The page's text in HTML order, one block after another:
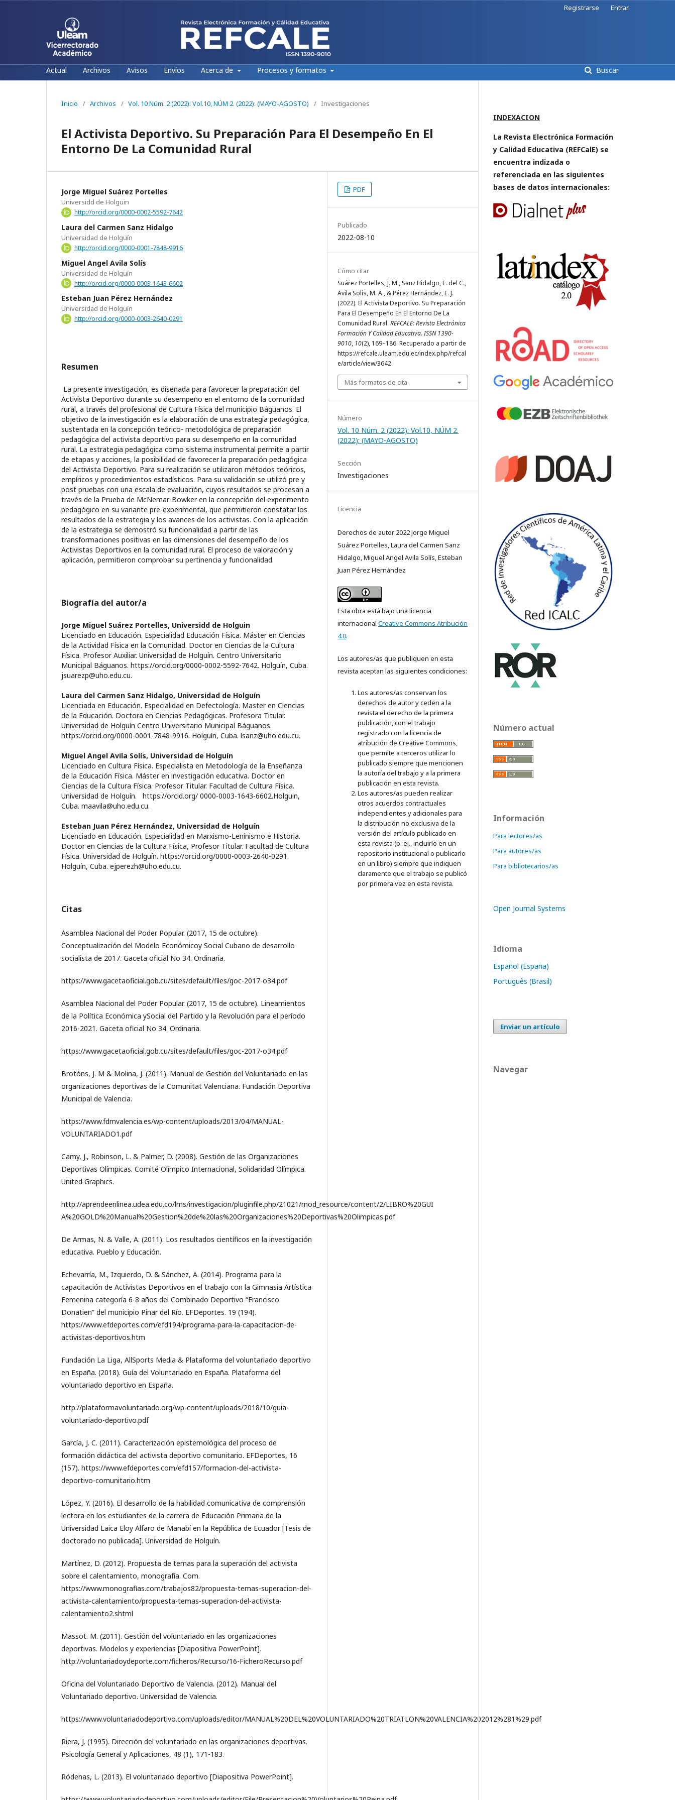
Actual Archivos Avisos Envíos Acerca de Procesos y formatos Buscar
Registrarse Entrar
Inicio / Archivos / Vol. 10 Núm. 2 (2022): Vol.10, NÚM 2. (2022): (MAYO-AGOSTO) / Investigaciones
El Activista Deportivo. Su Preparación Para El Desempeño En El
Entorno De La Comunidad Rural
Jorge Miguel Suárez Portelles
Universidd de Holguin
http://orcid.org/0000-0002-5592-7642
Laura del Carmen Sanz Hidalgo
Universidad de Holguín
http://orcid.org/0000-0001-7848-9916
Miguel Angel Avila Solís
Universidad de Holguín
http://orcid.org/0000-0003-1643-6602
Esteban Juan Pérez Hernández
Universidad de Holguín
http://orcid.org/0000-0003-2640-0291
Resumen
La presente investigación, es diseñada para favorecer la preparación del
Activista Deportivo durante su desempeño en el entorno de la comunidad
rural, a través del profesional de Cultura Física del municipio Báguanos. El
objetivo de la investigación es la elaboración de una estrategia pedagógica,
sustentada en la concepción teórico- metodológica de preparación
pedagógica del activista deportivo para su desempeño en la comunidad
rural. La estrategia pedagógica como sistema instrumental permite a partir
de etapas y acciones, la posibilidad de favorecer la preparación pedagógica
del Activista Deportivo. Para su realización se utilizaron métodos teóricos,
empíricos y procedimientos estadísticos. Para su validación se utilizó pre y
post pruebas con una escala de evaluación, cuyos resultados se procesan a
través de la Prueba de McNemar-Bowker en la concepción del experimento
pedagógico en su variante pre-experimental, que permitieron constatar los
resultados de la estrategia y los avances de los activistas. Con la aplicación
de la estrategia se demostró su funcionalidad a partir de las
transformaciones positivas en las dimensiones del desempeño de los
Activistas Deportivos en la comunidad rural. El proceso de valoración y
aplicación, permitieron comprobar su pertinencia y funcionalidad.
Biografía del autor/a
Jorge Miguel Suárez Portelles, Universidd de Holguin
Licenciado en Educación. Especialidad Educación Física. Máster en Ciencias
de la Actividad Física en la Comunidad. Doctor en Ciencias de la Cultura
Física. Profesor Auxiliar. Universidad de Holguín. Centro Universitario
Municipal Báguanos. https://orcid.org/0000-0002-5592-7642. Holguín, Cuba.
jsuarezp@uho.edu.cu.
Laura del Carmen Sanz Hidalgo, Universidad de Holguín
Licenciada en Educación. Especialidad en Defectología. Master en Ciencias
de la Educación. Doctora en Ciencias Pedagógicas. Profesora Titular.
Universidad de Holguín Centro Universitario Municipal Báguanos.
https://orcid.org/0000-0001-7848-9916. Holguín, Cuba. lsanz@uho.edu.cu.
Miguel Angel Avila Solís, Universidad de Holguín
Licenciado en Cultura Física. Especialista en Metodología de la Enseñanza
de la Educación Física. Máster en investigación educativa. Doctor en
Ciencias de la Cultura Física. Profesor Titular. Facultad de Cultura Física.
Universidad de Holguín. https://orcid.org/ 0000-0003-1643-6602.Holguin,
Cuba. maavila@uho.edu.cu.
Esteban Juan Pérez Hernández, Universidad de Holguín
Licenciado en Educación. Especialidad en Marxismo-Leninismo e Historia.
Doctor en Ciencias de la Cultura Física, Profesor Titular. Facultad de Cultura
Física. Universidad de Holguín. https://orcid.org/0000-0003-2640-0291.
Holguín, Cuba. ejperezh@uho.edu.cu.
Citas
Asamblea Nacional del Poder Popular. (2017, 15 de octubre).
Conceptualización del Modelo Económicoy Social Cubano de desarrollo
socialista de 2017. Gaceta oficial No 34. Ordinaria.
https://www.gacetaoficial.gob.cu/sites/default/files/goc-2017-o34.pdf
Asamblea Nacional del Poder Popular. (2017, 15 de octubre). Lineamientos
de la Política Económica ySocial del Partido y la Revolución para el período
2016-2021. Gaceta oficial No 34. Ordinaria.
https://www.gacetaoficial.gob.cu/sites/default/files/goc-2017-o34.pdf
Brotóns, J. M & Molina, J. (2011). Manual de Gestión del Voluntariado en las
organizaciones deportivas de la Comunitat Valenciana. Fundación Deportiva
Municipal de Valencia.
https://www.fdmvalencia.es/wp-content/uploads/2013/04/MANUAL-
VOLUNTARIADO1.pdf
Camy, J., Robinson, L. & Palmer, D. (2008). Gestión de las Organizaciones
Deportivas Olímpicas. Comité Olímpico Internacional, Solidaridad Olímpica.
United Graphics.
http://aprendeenlinea.udea.edu.co/lms/investigacion/pluginfile.php/21021/mod_resource/content/2/LIBRO%20GUI
A%20GOLD%20Manual%20Gestion%20de%20las%20Organizaciones%20Deportivas%20Olimpicas.pdf
De Armas, N. & Valle, A. (2011). Los resultados científicos en la investigación
educativa. Pueblo y Educación.
Echevarría, M., Izquierdo, D. & Sánchez, A. (2014). Programa para la
capacitación de Activistas Deportivos en el trabajo con la Gimnasia Artística
Femenina categoría 6-8 años del Combinado Deportivo “Francisco
Donatien” del municipio Pinar del Río. EFDeportes. 19 (194).
https://www.efdeportes.com/efd194/programa-para-la-capacitacion-de-
activistas-deportivos.htm
Fundación La Liga, AllSports Media & Plataforma del voluntariado deportivo
en España. (2018). Guía del Voluntariado en España. Plataforma del
voluntariado deportivo en España.
http://plataformavoluntariado.org/wp-content/uploads/2018/10/guia-
voluntariado-deportivo.pdf
García, J. C. (2011). Caracterización epistemológica del proceso de
formación didáctica del activista deportivo comunitario. EFDeportes, 16
(157). https://www.efdeportes.com/efd157/formacion-del-activista-
deportivo-comunitario.htm
López, Y. (2016). El desarrollo de la habilidad comunicativa de comprensión
lectora en los estudiantes de la carrera de Educación Primaria de la
Universidad Laica Eloy Alfaro de Manabí en la República de Ecuador [Tesis de
doctorado no publicada]. Universidad de Holguín.
Martínez, D. (2012). Propuesta de temas para la superación del activista
sobre el calentamiento, monografía. Com.
https://www.monografias.com/trabajos82/propuesta-temas-superacion-del-
activista-calentamiento/propuesta-temas-superacion-del-activista-
calentamiento2.shtml
Massot. M. (2011). Gestión del voluntariado en las organizaciones
deportivas. Modelos y experiencias [Diapositiva PowerPoint].
http://voluntariadoydeporte.com/ficheros/Recurso/16-FicheroRecurso.pdf
Oficina del Voluntariado Deportivo de Valencia. (2012). Manual del
Voluntariado deportivo. Universidad de Valencia.
https://www.voluntariadodeportivo.com/uploads/editor/MANUAL%20DEL%20VOLUNTARIADO%20TRIATLON%20VALENCIA%202012%281%29.pdf
Riera, J. (1995). Dirección del voluntariado en las organizaciones deportivas.
Psicología General y Aplicaciones, 48 (1), 171-183.
Ródenas, L. (2013). El voluntariado deportivo [Diapositiva PowerPoint].
PDF
Publicado
2022-08-10
Cómo citar
Suárez Portelles, J. M., Sanz Hidalgo, L. del C.,
Avila Solís, M. A., & Pérez Hernández, E. J.
(2022). El Activista Deportivo. Su Preparación
Para El Desempeño En El Entorno De La
Comunidad Rural. REFCALE: Revista Electrónica
Formación Y Calidad Educativa. ISSN 1390-
9010, 10(2), 169–186. Recuperado a partir de
https://refcale.uleam.edu.ec/index.php/refcal
e/article/view/3642
Más formatos de cita
Número
Vol. 10 Núm. 2 (2022): Vol.10, NÚM 2.
(2022): (MAYO-AGOSTO)
Sección
Investigaciones
Licencia
Derechos de autor 2022 Jorge Miguel
Suárez Portelles, Laura del Carmen Sanz
Hidalgo, Miguel Angel Avila Solís, Esteban
Juan Pérez Hernández
Esta obra está bajo una licencia
internacional Creative Commons Atribución
4.0.
Los autores/as que publiquen en esta
revista aceptan las siguientes condiciones:
Los autores/as conservan los
derechos de autor y ceden a la
revista el derecho de la primera
publicación, con el trabajo
registrado con la licencia de
atribución de Creative Commons,
que permite a terceros utilizar lo
publicado siempre que mencionen
la autoría del trabajo y a la primera
publicación en esta revista.
Los autores/as pueden realizar
otros acuerdos contractuales
independientes y adicionales para
la distribución no exclusiva de la
versión del artículo publicado en
esta revista (p. ej., incluirlo en un
repositorio institucional o publicarlo
en un libro) siempre que indiquen
claramente que el trabajo se publicó
por primera vez en esta revista.
INDEXACION
La Revista Electrónica Formación
y Calidad Educativa (REFCalE) se
encuentra indizada o
referenciada en las siguientes
bases de datos internacionales:
Número actual
Información
Para lectores/as
Para autores/as
Para bibliotecarios/as
Open Journal Systems
Idioma
Español (España)
Português (Brasil)
Enviar un artículo
Navegar